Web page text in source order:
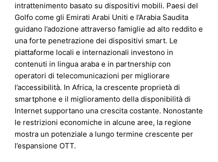
intrattenimento basato su dispositivi mobili. Paesi del
Golfo come gli Emirati Arabi Uniti e l’Arabia Saudita
guidano l’adozione attraverso famiglie ad alto reddito e
una forte penetrazione dei dispositivi smart. Le
piattaforme locali e internazionali investono in
contenuti in lingua araba e in partnership con
operatori di telecomunicazioni per migliorare
l’accessibilità. In Africa, la crescente proprietà di
smartphone e il miglioramento della disponibilità di
Internet supportano una crescita costante. Nonostante
le restrizioni economiche in alcune aree, la regione
mostra un potenziale a lungo termine crescente per
l’espansione OTT.